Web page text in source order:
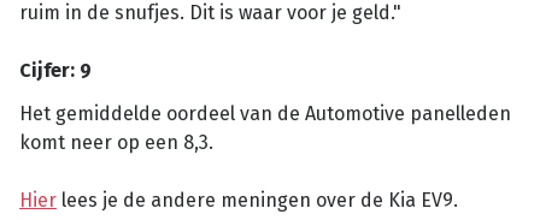
ruim in de snufjes. Dit is waar voor je geld."
Cijfer: 9
Het gemiddelde oordeel van de Automotive panelleden
komt neer op een 8,3.
Hier lees je de andere meningen over de Kia EV9.